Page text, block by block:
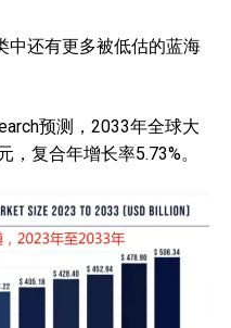
中还有更多被低估的蓝海
预测，2033年全球大
复合年增长率5.73%。